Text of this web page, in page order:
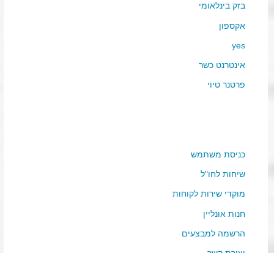
בזק בינלאומי
אקספון
yes
אינטרנט כשר
פרטנר טיוי
כניסת משתמש
שיחות לחו"ל
מוקדי שירות לקוחות
חנות אונליין
הרשמה למבצעים